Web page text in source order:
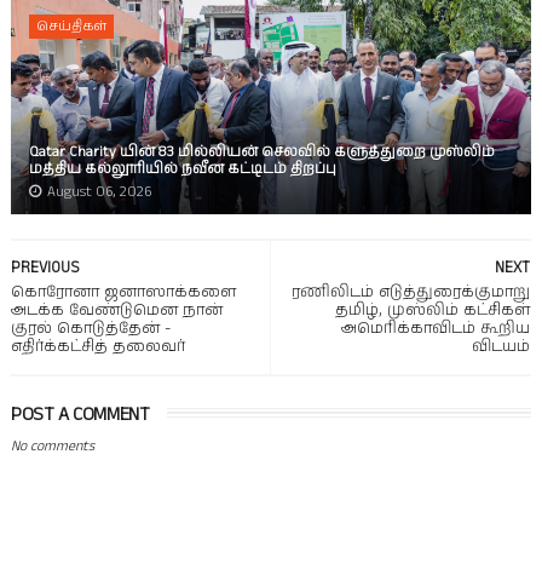
செய்திகள்
Qatar Charity யின் 83 மில்லியன் செலவில் களுத்துறை முஸ்லிம்
மத்திய கல்லூரியில் நவீன கட்டிடம் திறப்பு
August 06, 2026
NEXT
ரணிலிடம் எடுத்துரைக்குமாறு
தமிழ், முஸ்லிம் கட்சிகள்
அமெரிக்காவிடம் கூறிய
விடயம்
PREVIOUS
கொரோனா ஜனாஸாக்களை
அடக்க வேண்டுமென நான்
குரல் கொடுத்தேன் -
எதிர்க்கட்சித் தலைவர்
POST A COMMENT
No comments